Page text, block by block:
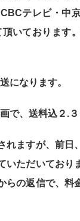
テレビ・中
いております
になります。
で、送料込２.３
ますが、前日
ただいており
の返信で、料